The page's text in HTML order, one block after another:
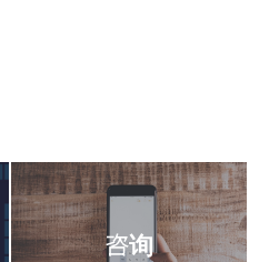
咨询